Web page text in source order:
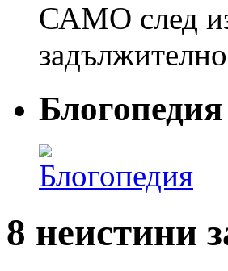
САМО след
Блогопедия
8 неистини